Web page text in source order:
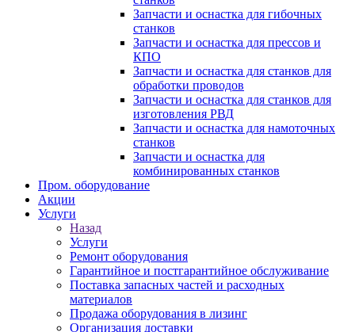
Запчасти и оснастка для гибочных
станков
Запчасти и оснастка для прессов и
КПО
Запчасти и оснастка для станков для
обработки проводов
Запчасти и оснастка для станков для
изготовления РВД
Запчасти и оснастка для намоточных
станков
Запчасти и оснастка для
комбинированных станков
Пром. оборудование
Акции
Услуги
Назад
Услуги
Ремонт оборудования
Гарантийное и постгарантийное обслуживание
Поставка запасных частей и расходных
материалов
Продажа оборудования в лизинг
Организация доставки